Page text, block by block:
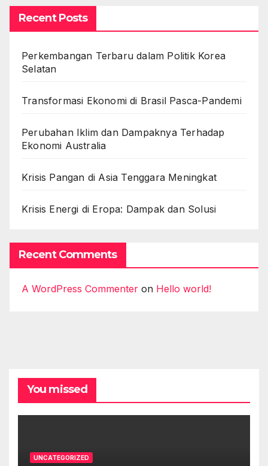
Recent Posts
Perkembangan Terbaru dalam Politik Korea
Selatan
Transformasi Ekonomi di Brasil Pasca-Pandemi
Perubahan Iklim dan Dampaknya Terhadap
Ekonomi Australia
Krisis Pangan di Asia Tenggara Meningkat
Krisis Energi di Eropa: Dampak dan Solusi
Recent Comments
A WordPress Commenter on Hello world!
You missed
UNCATEGORIZED